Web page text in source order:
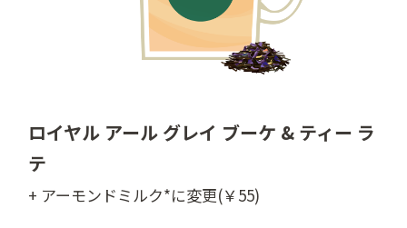
ロイヤル アール グレイ ブーケ & ティー ラ
テ
+ アーモンドミルク*に変更(￥55)